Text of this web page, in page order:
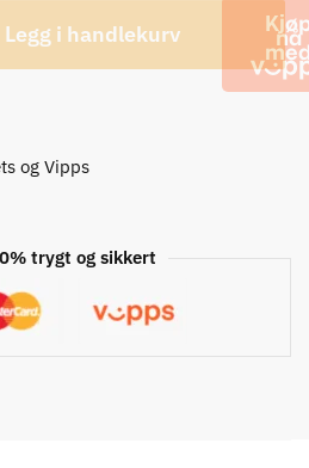
Legg i handlekurv
og Vipps
trygt og sikkert